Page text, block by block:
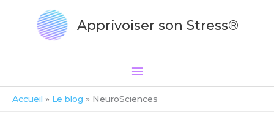
Apprivoiser son Stress®
Accueil Le blog NeuroSciences